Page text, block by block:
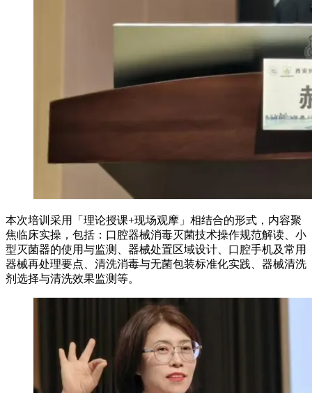
本次培训采用「理论授课+现场观摩」相结合的形式，内容聚
焦临床实操，包括：口腔器械消毒灭菌技术操作规范解读、小
型灭菌器的使用与监测、器械处置区域设计、口腔手机及常用
器械再处理要点、清洗消毒与无菌包装标准化实践、器械清洗
剂选择与清洗效果监测等。